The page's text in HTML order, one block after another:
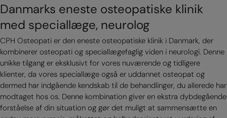
Danmarks eneste osteopatiske klinik
med speciallæge, neurolog
CPH Osteopati er den eneste osteopatiske klinik i Danmark, der
kombinerer osteopati og speciallægefaglig viden i neurologi. Denne
unikke tilgang er eksklusivt for vores nuværende og tidligere
klienter, da vores speciallæge også er uddannet osteopat og
dermed har indgående kendskab til de behandlinger, du allerede har
modtaget hos os. Denne kombination giver en ekstra dybdegående
forståelse af din situation og gør det muligt at sammensætte en